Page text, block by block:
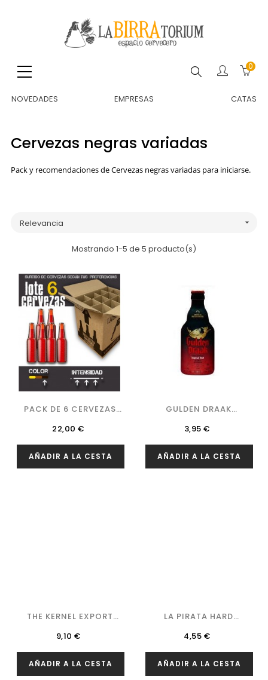
Buscar 0
NOVEDADES EMPRESAS CATAS
Cervezas negras variadas
Pack y recomendaciones de Cervezas negras variadas para iniciarse.
Relevancia 
Mostrando 1-5 de 5 producto(s)
PACK DE 6 CERVEZAS
NEGRAS...
Precio
22,00 €
AÑADIR A LA CESTA
GULDEN DRAAK
IMPERIAL STOUT
Precio
3,95 €
AÑADIR A LA CESTA
THE KERNEL EXPORT
STOUT...
Precio
9,10 €
AÑADIR A LA CESTA
LA PIRATA HARD
DECISION
Precio
4,55 €
AÑADIR A LA CESTA